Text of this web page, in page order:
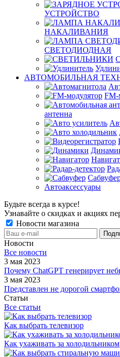
УСТРОЙСТВО
НАКАЛИВАНИЯ
СВЕТОДИОДНАЯ
АВТОМОБИЛЬНАЯ
FM-
антенна
Автоаксессуары
Будьте всегда в курсе!
Узнавайте о скидках и акциях
Новости магазина
Новости
Все новости
3 мая 2023
Почему ChatGPT генерирует
3 мая 2023
Представлен не дорогой
Статьи
Все статьи
Как выбрать телевизор
Как ухаживать за холодильником